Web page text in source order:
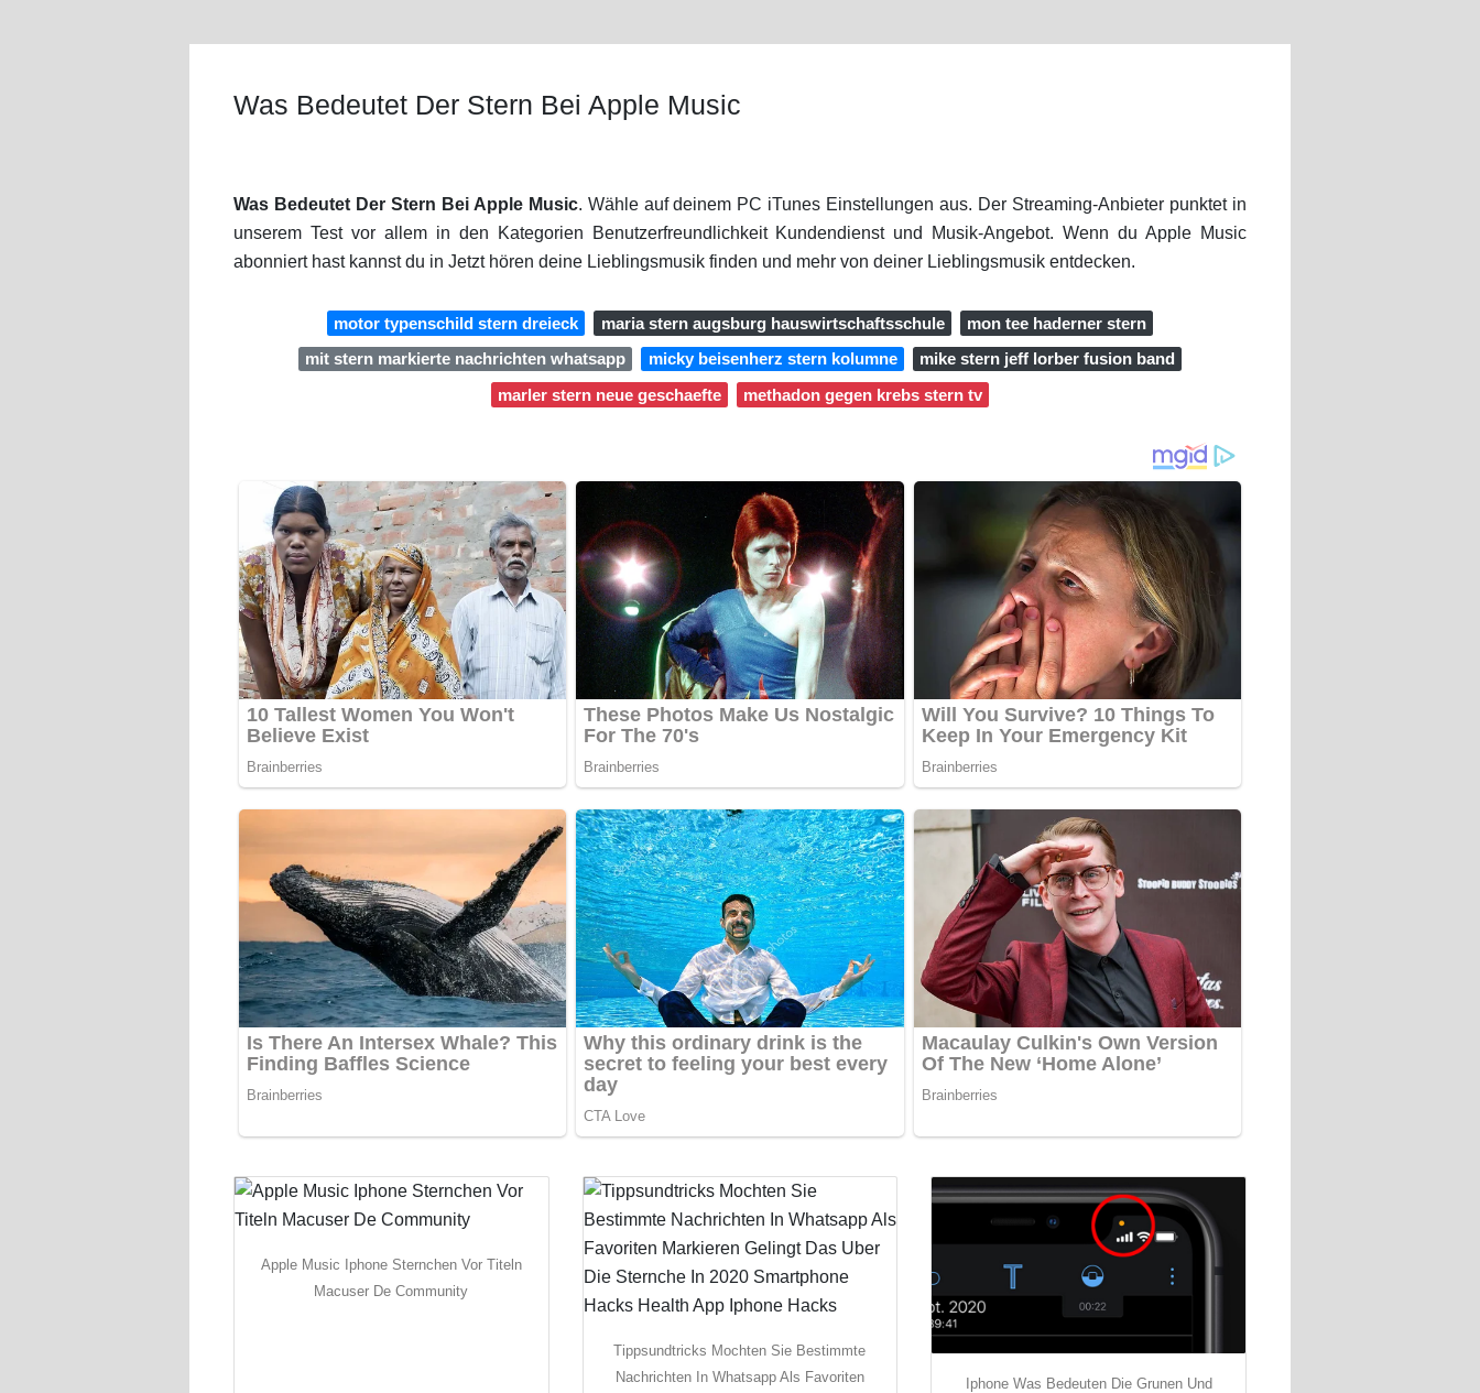
Was Bedeutet Der Stern Bei Apple Music
Was Bedeutet Der Stern Bei Apple Music. Wähle auf deinem PC iTunes Einstellungen aus. Der Streaming-Anbieter punktet in
unserem Test vor allem in den Kategorien Benutzerfreundlichkeit Kundendienst und Musik-Angebot. Wenn du Apple Music
abonniert hast kannst du in Jetzt hören deine Lieblingsmusik finden und mehr von deiner Lieblingsmusik entdecken.
motor typenschild stern dreieck maria stern augsburg hauswirtschaftsschule
mon tee haderner stern
mit stern markierte nachrichten whatsapp
micky beisenherz stern kolumne
mike stern jeff lorber fusion band
marler stern neue geschaefte
methadon gegen krebs stern tv
Apple Music Iphone Sternchen Vor Titeln
Macuser De Community
Tippsundtricks Mochten Sie Bestimmte
Nachrichten In Whatsapp Als Favoriten
Iphone Was Bedeuten Die Grunen Und